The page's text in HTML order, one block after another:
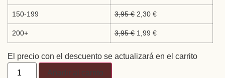
150-199 3,95€ 2,30 €
200+ 3,95€ 1,99 €
El precio con el descuento se actualizará en el carrito
Añadir al carrito